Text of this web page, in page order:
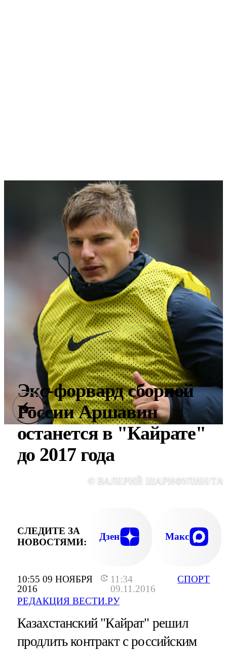
10:55 09 НОЯБРЯ
2016
11:34
09.11.2016
РЕДАКЦИЯ ВЕСТИ.РУ
СПОРТ
Экс-форвард сборной
России Аршавин
останется в "Кайрате"
до 2017 года
© ВАЛЕРИЙ ШАРИФУЛИН/
СЛЕДИТЕ ЗА
НОВОСТЯМИ:
Дзен Макс
Казахстанский "Кайрат" решил
продлить контракт с российским